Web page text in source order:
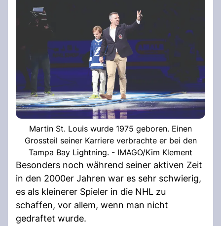
Martin St. Louis wurde 1975 geboren. Einen
Grossteil seiner Karriere verbrachte er bei den
Tampa Bay Lightning. - IMAGO/Kim Klement
Besonders noch während seiner aktiven Zeit
in den 2000er Jahren war es sehr schwierig,
es als kleinerer Spieler in die NHL zu
schaffen, vor allem, wenn man nicht
gedraftet wurde.